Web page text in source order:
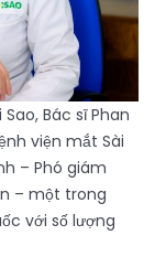
Bác sĩ Phan
viện mắt Sài
– Phó giám
– một trong
với số lượng